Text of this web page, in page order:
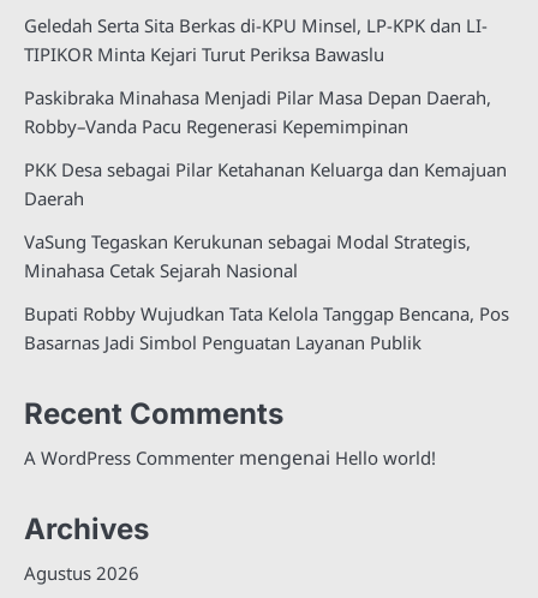
Geledah Serta Sita Berkas di-KPU Minsel, LP-KPK dan LI-
TIPIKOR Minta Kejari Turut Periksa Bawaslu
Paskibraka Minahasa Menjadi Pilar Masa Depan Daerah,
Robby–Vanda Pacu Regenerasi Kepemimpinan
PKK Desa sebagai Pilar Ketahanan Keluarga dan Kemajuan
Daerah
VaSung Tegaskan Kerukunan sebagai Modal Strategis,
Minahasa Cetak Sejarah Nasional
Bupati Robby Wujudkan Tata Kelola Tanggap Bencana, Pos
Basarnas Jadi Simbol Penguatan Layanan Publik
Recent Comments
A WordPress Commenter mengenai Hello world!
Archives
Agustus 2026